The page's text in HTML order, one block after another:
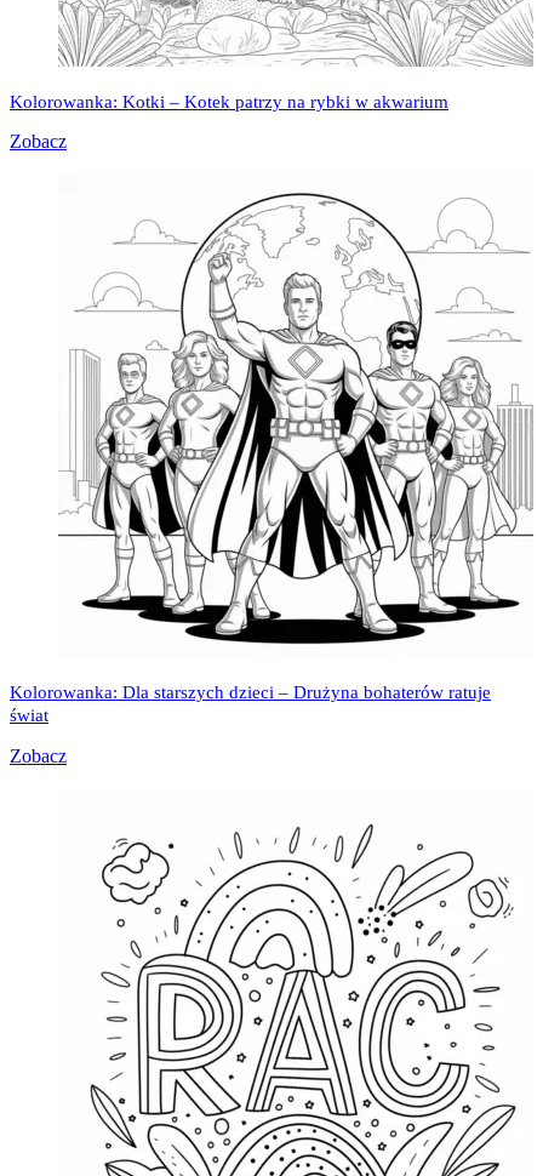
Kolorowanka: Kotki – Kotek patrzy na rybki w akwarium
Zobacz
Kolorowanka: Dla starszych dzieci – Drużyna bohaterów ratuje
świat
Zobacz